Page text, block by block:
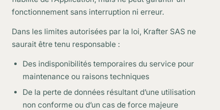
fonctionnement sans interruption ni erreur.
Dans les limites autorisées par la loi, Krafter SAS ne
saurait être tenu responsable :
Des indisponibilités temporaires du service pour
maintenance ou raisons techniques
De la perte de données résultant d’une utilisation
non conforme ou d’un cas de force majeure